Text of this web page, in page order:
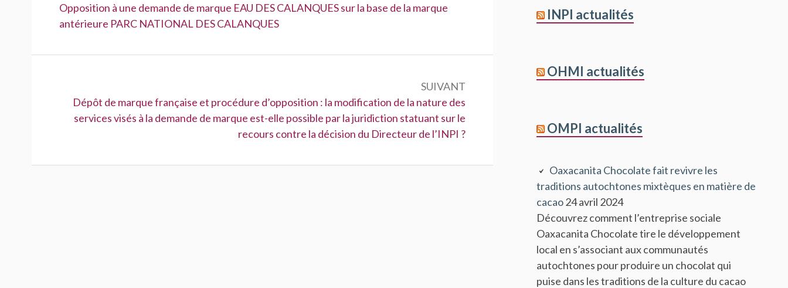
l’article
Précédent :
Opposition à une demande de marque EAU DES CALANQUES sur la base de la marque
antérieure PARC NATIONAL DES CALANQUES
SUIVANT
Suivant :
Dépôt de marque française et procédure d’opposition : la modification de la nature des
services visés à la demande de marque est-elle possible par la juridiction statuant sur le
recours contre la décision du Directeur de l’INPI ?
INPI actualités
OHMI actualités
OMPI actualités
Oaxacanita Chocolate fait revivre les
traditions autochtones mixtèques en matière de
cacao24 avril 2024
Découvrez comment l’entreprise sociale
Oaxacanita Chocolate tire le développement
local en s’associant aux communautés
autochtones pour produire un chocolat qui
puise dans les traditions de la culture du cacao